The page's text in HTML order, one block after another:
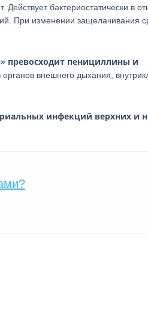
бактериостатически в
При изменении защелачивания
превосходит пенициллины и
внешнего дыхания,
инфекций верхних и